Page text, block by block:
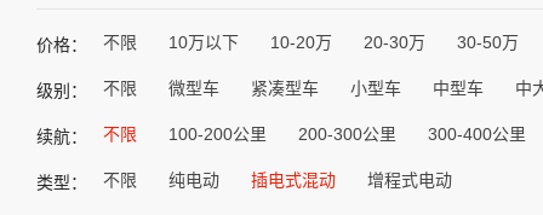
价格： 不限 10万以下 10-20万 20-30万 30-50万
级别： 不限 微型车 紧凑型车 小型车 中型车 中
续航： 不限 100-200公里 200-300公里 300-400公里
类型： 不限 纯电动 插电式混动 增程式电动